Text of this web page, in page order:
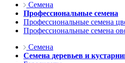
Семена
Профессиональные семена
Профессиональные семена
Профессиональные семена
Семена
Семена деревьев и